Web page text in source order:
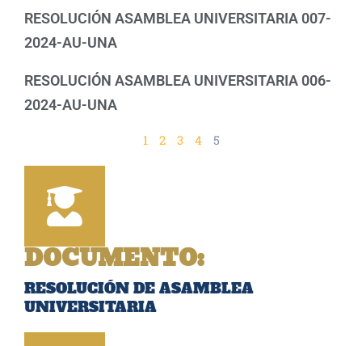
RESOLUCIÓN ASAMBLEA UNIVERSITARIA 007-
2024-AU-UNA
RESOLUCIÓN ASAMBLEA UNIVERSITARIA 006-
2024-AU-UNA
1 2 3 4 5
DOCUMENTO:
RESOLUCIÓN DE ASAMBLEA
UNIVERSITARIA